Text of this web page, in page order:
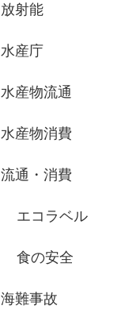
放射能
水産庁
水産物流通
水産物消費
流通・消費
エコラベル
食の安全
海難事故